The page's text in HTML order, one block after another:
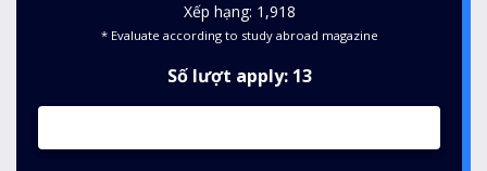
Xếp hạng: 1,918
* Evaluate according to study abroad magazine
Số lượt apply: 13